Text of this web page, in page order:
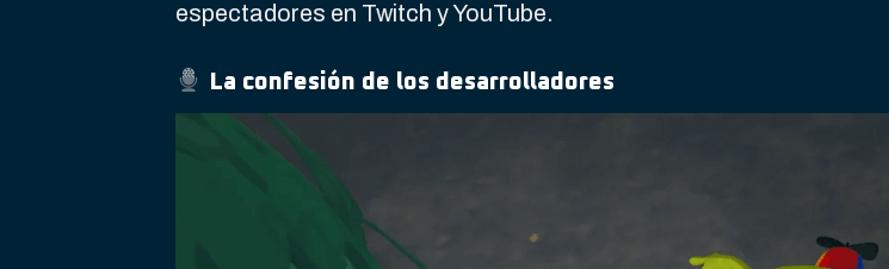
espectadores en Twitch y YouTube.
La confesión de los desarrolladores